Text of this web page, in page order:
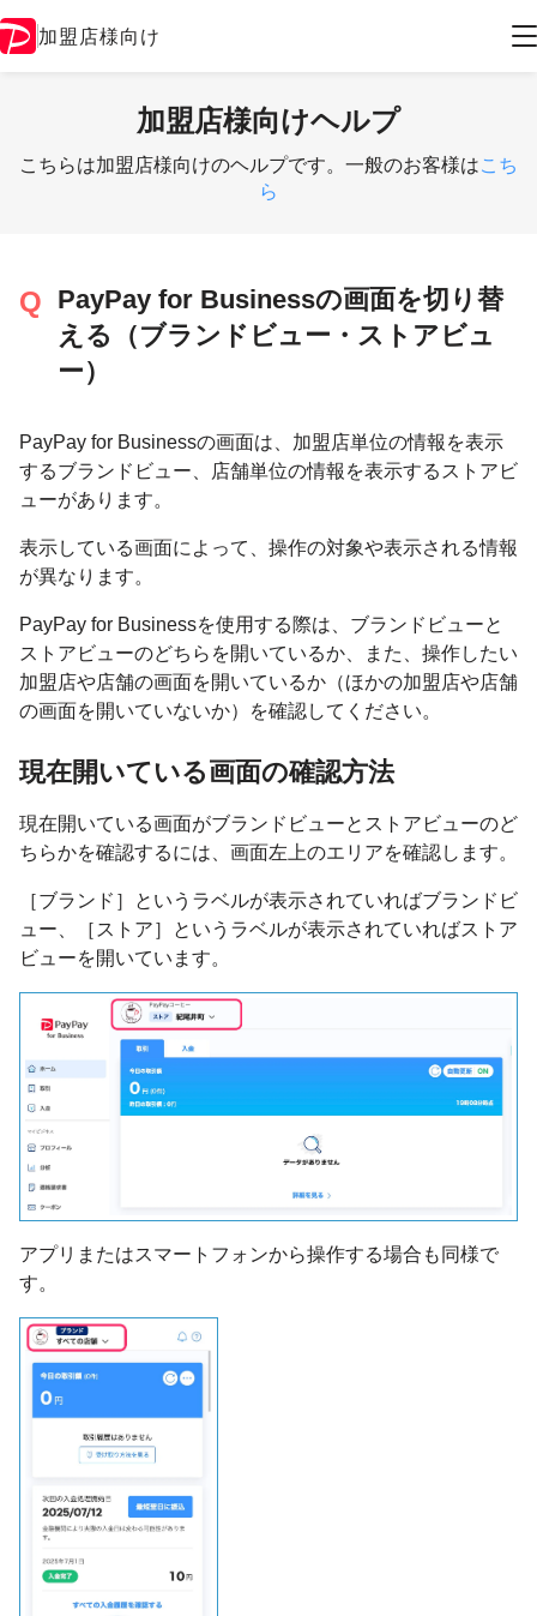
加盟店様向け
加盟店様向けヘルプ
こちらは加盟店様向けのヘルプです。一般のお客様はこち
ら
PayPay for Businessの画面を切り替
える（ブランドビュー・ストアビュ
ー）
PayPay for Businessの画面は、加盟店単位の情報を表示
するブランドビュー、店舗単位の情報を表示するストアビ
ューがあります。
表示している画面によって、操作の対象や表示される情報
が異なります。
PayPay for Businessを使用する際は、ブランドビューと
ストアビューのどちらを開いているか、また、操作したい
加盟店や店舗の画面を開いているか（ほかの加盟店や店舗
の画面を開いていないか）を確認してください。
現在開いている画面の確認方法
現在開いている画面がブランドビューとストアビューのど
ちらかを確認するには、画面左上のエリアを確認します。
［ブランド］というラベルが表示されていればブランドビ
ュー、［ストア］というラベルが表示されていればストア
ビューを開いています。
アプリまたはスマートフォンから操作する場合も同様で
す。